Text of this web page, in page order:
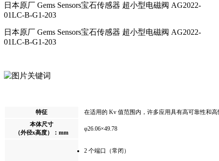
日本原厂 Gems Sensors宝石传感器 超小型电磁阀 AG2022-
01LC-B-G1-203
日本原厂 Gems Sensors宝石传感器 超小型电磁阀 AG2022-
01LC-B-G1-203
特征
在适用的 Kv 值范围内，许多应用具有高可靠性和高
本体尺寸
（外径x高度）：mm
φ26.06×49.78
2 个端口（常闭）